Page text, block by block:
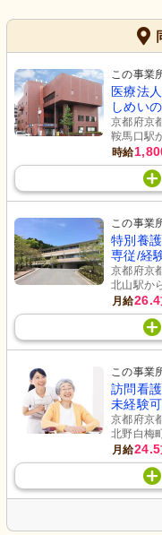
この事業
医療法
しめい
京都府京
鞍馬口駅
時給
この事業
特別養
専従/経
京都府京
北山駅か
月給26.4
この事業
訪問看
未経験
京都府京
北野白梅
月給24.5